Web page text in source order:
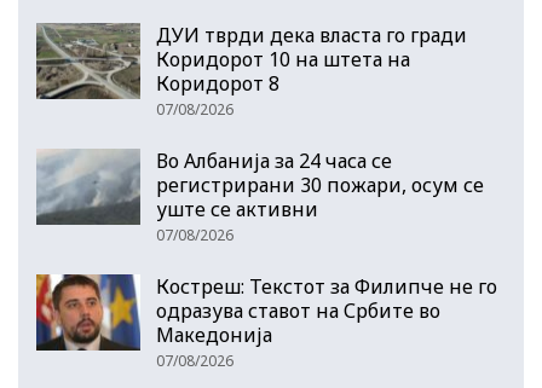
ДУИ тврди дека власта го гради
Коридорот 10 на штета на
Коридорот 8
07/08/2026
Во Албанија за 24 часа се
регистрирани 30 пожари, осум се
уште се активни
07/08/2026
Костреш: Текстот за Филипче не го
одразува ставот на Србите во
Македонија
07/08/2026